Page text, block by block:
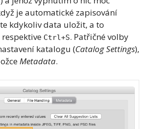
je automatické zapisování
kdykoliv data uložit, a to
respektive Ctrl+S. Patřičné volby
katalogu (Catalog Settings),
Metadata.